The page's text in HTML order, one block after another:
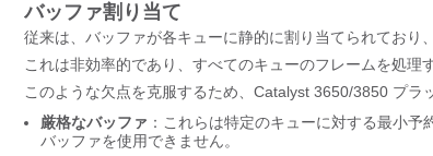
バッファ割り当て
従来は、バッファが各キューに静的に割り当てられており
これは非効率的であり、すべてのキューのフレームを処理
このような欠点を克服するため、Catalyst 3650/3850 プラ
厳格なバッファ ：これらは特定のキューに対する最小
バッファを使用できません。